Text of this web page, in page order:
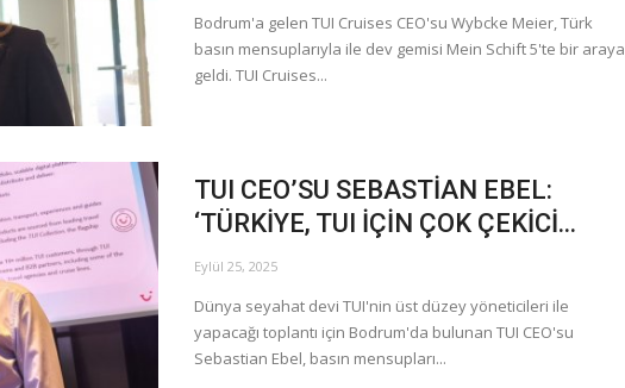
Bodrum'a gelen TUI Cruises CEO'su Wybcke Meier, Türk
basın mensuplarıyla ile dev gemisi Mein Schift 5'te bir araya
geldi. TUI Cruises...
TUI CEO’SU SEBASTİAN EBEL:
‘TÜRKİYE, TUI İÇİN ÇOK ÇEKİCİ...
Eylül 25, 2025
Dünya seyahat devi TUI'nin üst düzey yöneticileri ile
yapacağı toplantı için Bodrum'da bulunan TUI CEO'su
Sebastian Ebel, basın mensupları...